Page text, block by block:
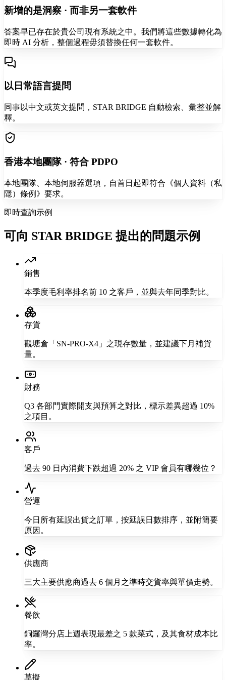
新增的是洞察 · 而非另一套軟件
答案早已存在於貴公司現有系統之中。我們將這些數據轉化為
即時 AI 分析，整個過程毋須替換任何一套軟件。
以日常語言提問
同事以中文或英文提問，STAR BRIDGE 自動檢索、彙整並解
釋。
香港本地團隊 · 符合 PDPO
本地團隊、本地伺服器選項，自首日起即符合《個人資料（私
隱）條例》要求。
即時查詢示例
可向 STAR BRIDGE 提出的問題示例
銷售
本季度毛利率排名前 10 之客戶，並與去年同季對比。
存貨
觀塘倉「SN-PRO-X4」之現存數量，並建議下月補貨
量。
財務
Q3 各部門實際開支與預算之對比，標示差異超過 10%
之項目。
客戶
過去 90 日內消費下跌超過 20% 之 VIP 會員有哪幾位？
營運
今日所有延誤出貨之訂單，按延誤日數排序，並附簡要
原因。
供應商
三大主要供應商過去 6 個月之準時交貨率與單價走勢。
餐飲
銅鑼灣分店上週表現最差之 5 款菜式，及其食材成本比
率。
草擬